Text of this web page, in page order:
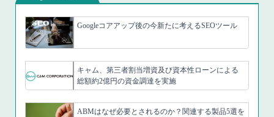
Googleコアアップ後の今新たに考えるSEOツール
キャム、第三者割当増資及び資本性ローンによる
総額約2億円の資金調達を実施
ABMはなぜ必要とされるのか？関連する製品5選を